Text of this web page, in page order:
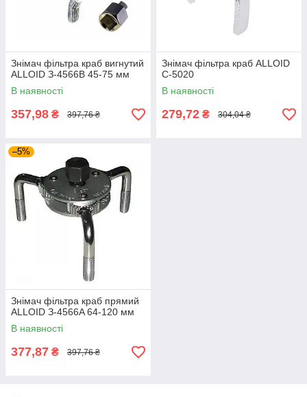
Знімач фільтра краб вигнутий
ALLOID З-4566B 45-75 мм
В наявності
357,98 ₴ 397,76 ₴
Знімач фільтра краб ALLOID
C-5020
В наявності
279,72 ₴ 304,04 ₴
–5%
Знімач фільтра краб прямий
ALLOID З-4566A 64-120 мм
В наявності
377,87 ₴ 397,76 ₴